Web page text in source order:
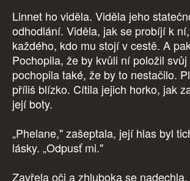
Linnet ho viděla. Viděla jeho
odhodlání. Viděla, jak se probíjí k
každého, kdo mu stojí v cestě. A
Pochopila, že by kvůli ní položil
pochopila také, že by to nestačilo.
příliš blízko. Cítila jejich horko, jak
její boty.
„Phelane," zašeptala, její hlas byl
lásky. „Odpusť mi."
Zavřela oči a zhluboka se nadechla.